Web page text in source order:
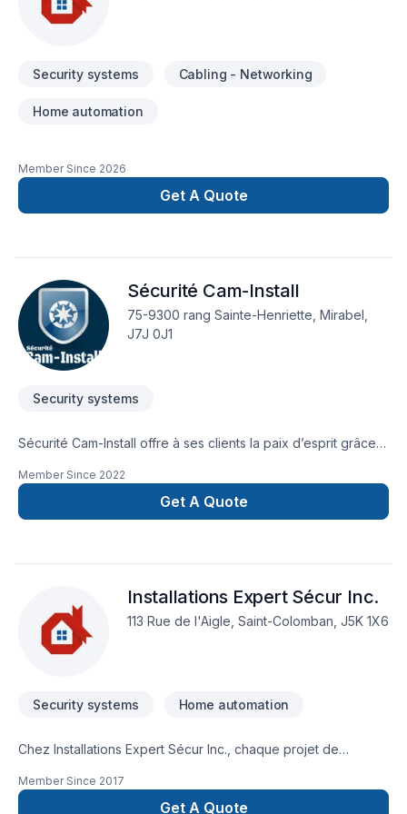
Security systems Cabling - Networking
Home automation
Member Since 2026
Get A Quote
Sécurité Cam-Install
75-9300 rang Sainte-Henriette, Mirabel,
J7J 0J1
Security systems
Sécurité Cam-Install offre à ses clients la paix d’esprit grâce à
systèmes de surveillance par caméras actives et une centrale
de vidéo surveillance ultra-moderne qui veille pour vous
! Solutions intégrées par une équipe de techniciens
Member Since 2022
Get A Quote
Installations Expert Sécur Inc.
113 Rue de l'Aigle, Saint-Colomban, J5K 1X6
Security systems Home automation
Chez Installations Expert Sécur Inc., chaque projet de
notre engagement envers la qualité et la satisfaction client à
Laurentides. Nous privilégions la transparence, l'écoute et
Member Since 2017
Get A Quote